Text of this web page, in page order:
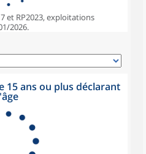
et RP2023, exploitations
2026.
15 ans ou plus déclarant